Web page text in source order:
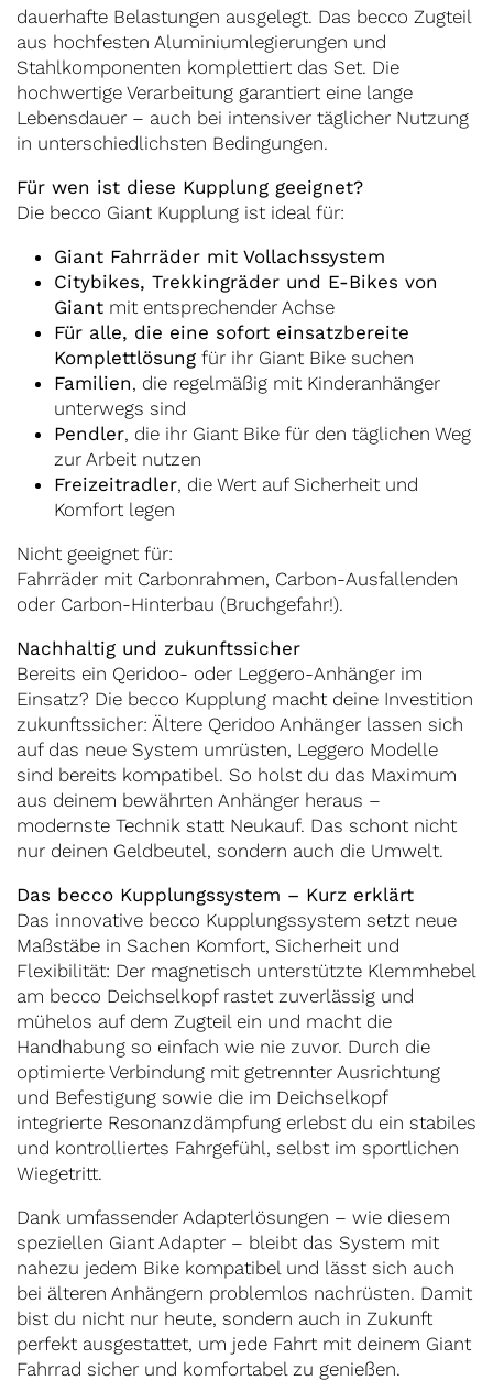
dauerhafte Belastungen ausgelegt. Das becco Zugteil
aus hochfesten Aluminiumlegierungen und
Stahlkomponenten komplettiert das Set. Die
hochwertige Verarbeitung garantiert eine lange
Lebensdauer – auch bei intensiver täglicher Nutzung
in unterschiedlichsten Bedingungen.
Für wen ist diese Kupplung geeignet?
Die becco Giant Kupplung ist ideal für:
Giant Fahrräder mit Vollachssystem
Citybikes, Trekkingräder und E-Bikes von
Giant mit entsprechender Achse
Für alle, die eine sofort einsatzbereite
Komplettlösung für ihr Giant Bike suchen
Familien, die regelmäßig mit Kinderanhänger
unterwegs sind
Pendler, die ihr Giant Bike für den täglichen Weg
zur Arbeit nutzen
Freizeitradler, die Wert auf Sicherheit und
Komfort legen
Nicht geeignet für:
Fahrräder mit Carbonrahmen, Carbon-Ausfallenden
oder Carbon-Hinterbau (Bruchgefahr!).
Nachhaltig und zukunftssicher
Bereits ein Qeridoo- oder Leggero-Anhänger im
Einsatz? Die becco Kupplung macht deine Investition
zukunftssicher: Ältere Qeridoo Anhänger lassen sich
auf das neue System umrüsten, Leggero Modelle
sind bereits kompatibel. So holst du das Maximum
aus deinem bewährten Anhänger heraus –
modernste Technik statt Neukauf. Das schont nicht
nur deinen Geldbeutel, sondern auch die Umwelt.
Das becco Kupplungssystem – Kurz erklärt
Das innovative becco Kupplungssystem setzt neue
Maßstäbe in Sachen Komfort, Sicherheit und
Flexibilität: Der magnetisch unterstützte Klemmhebel
am becco Deichselkopf rastet zuverlässig und
mühelos auf dem Zugteil ein und macht die
Handhabung so einfach wie nie zuvor. Durch die
optimierte Verbindung mit getrennter Ausrichtung
und Befestigung sowie die im Deichselkopf
integrierte Resonanzdämpfung erlebst du ein stabiles
und kontrolliertes Fahrgefühl, selbst im sportlichen
Wiegetritt.
Dank umfassender Adapterlösungen – wie diesem
speziellen Giant Adapter – bleibt das System mit
nahezu jedem Bike kompatibel und lässt sich auch
bei älteren Anhängern problemlos nachrüsten. Damit
bist du nicht nur heute, sondern auch in Zukunft
perfekt ausgestattet, um jede Fahrt mit deinem Giant
Fahrrad sicher und komfortabel zu genießen.